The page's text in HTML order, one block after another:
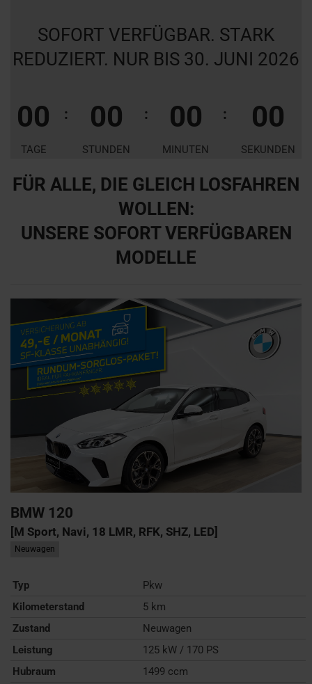
SOFORT VERFÜGBAR. STARK
REDUZIERT. NUR BIS 30. JUNI 2026
00
TAGE
: 00
STUNDEN
: 00
MINUTEN
: 00
SEKUNDEN
FÜR ALLE, DIE GLEICH LOSFAHREN
WOLLEN:
UNSERE SOFORT VERFÜGBAREN
MODELLE
BMW 120
[M Sport, Navi, 18 LMR, RFK, SHZ, LED]
Neuwagen
Typ
Pkw
Kilometerstand
5 km
Zustand
Neuwagen
Leistung
125 kW / 170 PS
Hubraum
1499 ccm